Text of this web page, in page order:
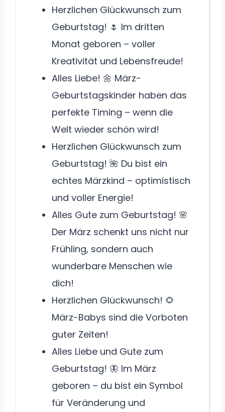
Herzlichen Glückwunsch zum
Geburtstag! 🌷 Im dritten
Monat geboren – voller
Kreativität und Lebensfreude!
Alles Liebe! 🌼 März-
Geburtstagskinder haben das
perfekte Timing – wenn die
Welt wieder schön wird!
Herzlichen Glückwunsch zum
Geburtstag! 🌺 Du bist ein
echtes Märzkind – optimistisch
und voller Energie!
Alles Gute zum Geburtstag! 🌸
Der März schenkt uns nicht nur
Frühling, sondern auch
wunderbare Menschen wie
dich!
Herzlichen Glückwunsch! 🌻
März-Babys sind die Vorboten
guter Zeiten!
Alles Liebe und Gute zum
Geburtstag! 🦋 Im März
geboren – du bist ein Symbol
für Veränderung und